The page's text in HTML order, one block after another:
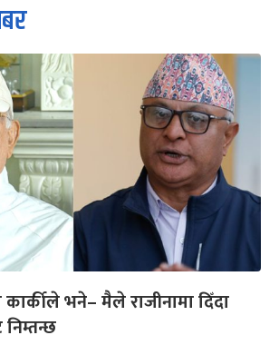
भने– मैले राजीनामा दिँदा